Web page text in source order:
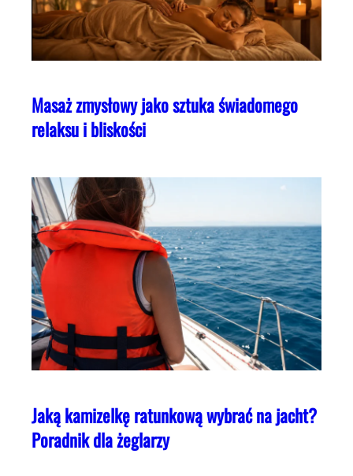
Masaż zmysłowy jako sztuka świadomego
relaksu i bliskości
Jaką kamizelkę ratunkową wybrać na jacht?
Poradnik dla żeglarzy